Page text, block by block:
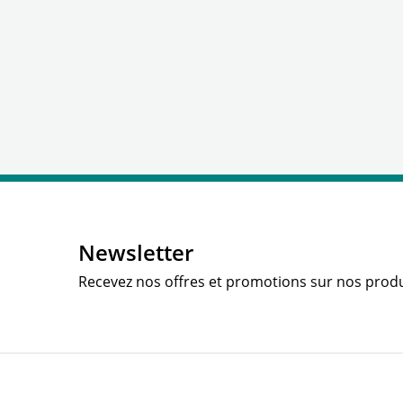
Newsletter
Recevez nos offres et promotions sur nos